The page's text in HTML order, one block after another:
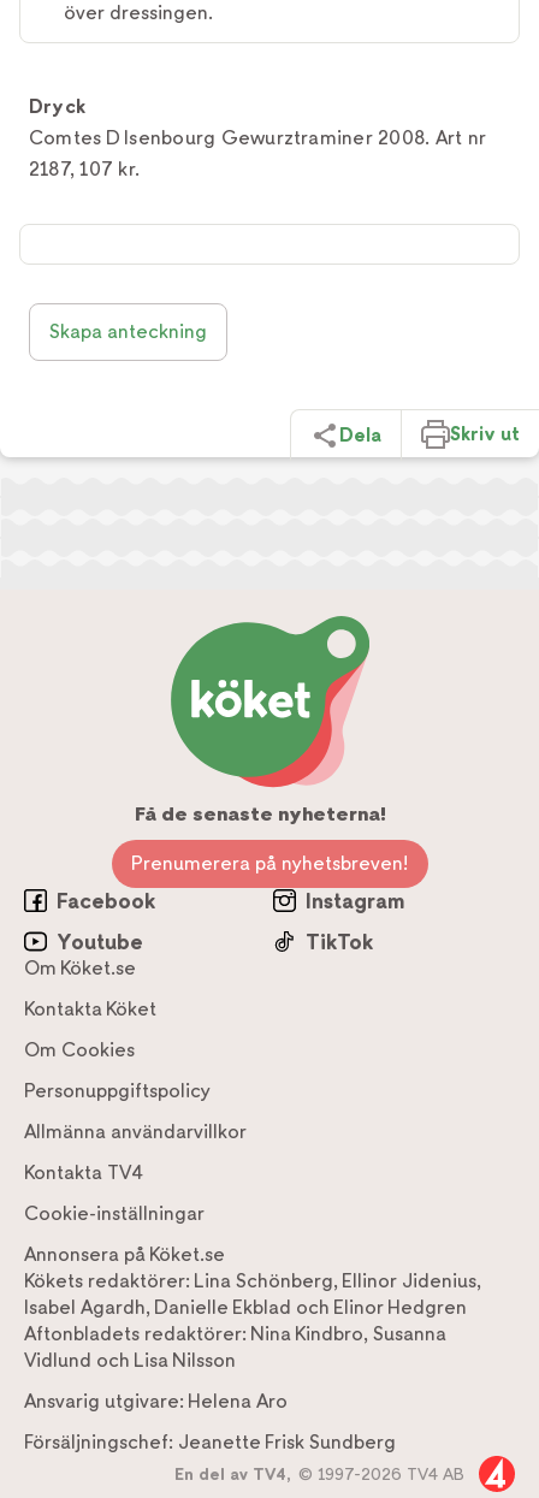
över dressingen.
Dryck
Comtes D Isenbourg Gewurztraminer 2008. Art nr
2187, 107 kr.
Skapa anteckning
Dela Skriv ut
Få de senaste nyheterna!
Prenumerera på nyhetsbreven!
Facebook
Instagram
Youtube
TikTok
Om Köket.se
Kontakta Köket
Om Cookies
Personuppgiftspolicy
Allmänna användarvillkor
Kontakta TV4
Cookie-inställningar
Annonsera på Köket.se
Kökets redaktörer: Lina Schönberg, Ellinor Jidenius,
Isabel Agardh, Danielle Ekblad och Elinor Hedgren
Aftonbladets redaktörer: Nina Kindbro, Susanna
Vidlund och Lisa Nilsson
Ansvarig utgivare: Helena Aro
Försäljningschef: Jeanette Frisk Sundberg
En del av TV4, © 1997-2026 TV4 AB